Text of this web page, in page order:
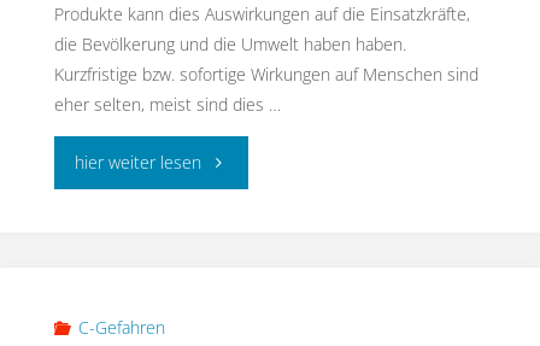
Produkte kann dies Auswirkungen auf die Einsatzkräfte,
die Bevölkerung und die Umwelt haben haben.
Kurzfristige bzw. sofortige Wirkungen auf Menschen sind
eher selten, meist sind dies …
hier weiter lesen"Löschwasserrückhaltung"
C-Gefahren